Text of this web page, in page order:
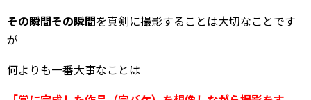
その瞬間その瞬間を真剣に撮影することは大切なことです
が
何よりも一番大事なことは